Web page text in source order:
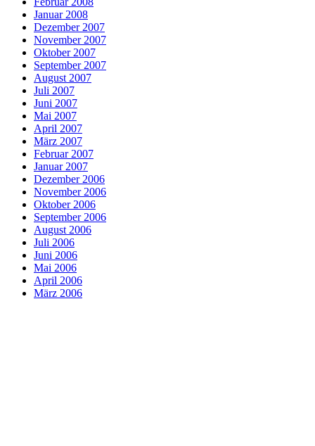
Januar 2008
Dezember 2007
November 2007
Oktober 2007
September 2007
August 2007
Juli 2007
Juni 2007
Mai 2007
April 2007
März 2007
Februar 2007
Januar 2007
Dezember 2006
November 2006
Oktober 2006
September 2006
August 2006
Juli 2006
Juni 2006
Mai 2006
April 2006
März 2006